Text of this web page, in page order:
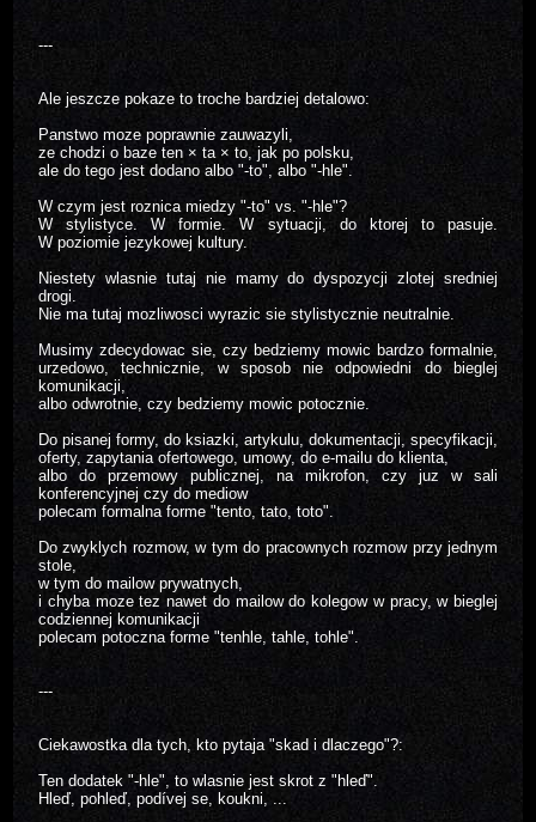
---
Ale jeszcze pokaze to troche bardziej detalowo:
Panstwo moze poprawnie zauwazyli,
ze chodzi o baze ten × ta × to, jak po polsku,
ale do tego jest dodano albo "-to", albo "-hle".
W czym jest roznica miedzy "-to" vs. "-hle"?
W stylistyce. W formie. W sytuacji, do ktorej to pasuje.
W poziomie jezykowej kultury.
Niestety wlasnie tutaj nie mamy do dyspozycji zlotej sredniej
drogi.
Nie ma tutaj mozliwosci wyrazic sie stylistycznie neutralnie.
Musimy zdecydowac sie, czy bedziemy mowic bardzo formalnie,
urzedowo, technicznie, w sposob nie odpowiedni do bieglej
komunikacji,
albo odwrotnie, czy bedziemy mowic potocznie.
Do pisanej formy, do ksiazki, artykulu, dokumentacji, specyfikacji,
oferty, zapytania ofertowego, umowy, do e-mailu do klienta,
albo do przemowy publicznej, na mikrofon, czy juz w sali
konferencyjnej czy do mediow
polecam formalna forme "tento, tato, toto".
Do zwyklych rozmow, w tym do pracownych rozmow przy jednym
stole,
w tym do mailow prywatnych,
i chyba moze tez nawet do mailow do kolegow w pracy, w bieglej
codziennej komunikacji
polecam potoczna forme "tenhle, tahle, tohle".
---
Ciekawostka dla tych, kto pytaja "skad i dlaczego"?:
Ten dodatek "-hle", to wlasnie jest skrot z "hleď".
Hleď, pohleď, podívej se, koukni, ...